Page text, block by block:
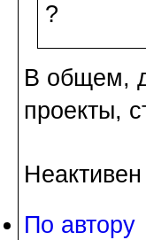
?
В общем,
проекты,
Неактивен
По автору